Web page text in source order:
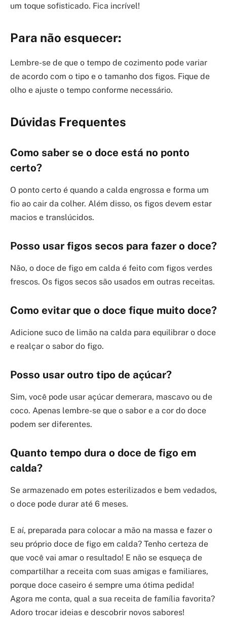
um toque sofisticado. Fica incrível!
Para não esquecer:
Lembre-se de que o tempo de cozimento pode variar
de acordo com o tipo e o tamanho dos figos. Fique de
olho e ajuste o tempo conforme necessário.
Dúvidas Frequentes
Como saber se o doce está no ponto
certo?
O ponto certo é quando a calda engrossa e forma um
fio ao cair da colher. Além disso, os figos devem estar
macios e translúcidos.
Posso usar figos secos para fazer o doce?
Não, o doce de figo em calda é feito com figos verdes
frescos. Os figos secos são usados em outras receitas.
Como evitar que o doce fique muito doce?
Adicione suco de limão na calda para equilibrar o doce
e realçar o sabor do figo.
Posso usar outro tipo de açúcar?
Sim, você pode usar açúcar demerara, mascavo ou de
coco. Apenas lembre-se que o sabor e a cor do doce
podem ser diferentes.
Quanto tempo dura o doce de figo em
calda?
Se armazenado em potes esterilizados e bem vedados,
o doce pode durar até 6 meses.
E aí, preparada para colocar a mão na massa e fazer o
seu próprio doce de figo em calda? Tenho certeza de
que você vai amar o resultado! E não se esqueça de
compartilhar a receita com suas amigas e familiares,
porque doce caseiro é sempre uma ótima pedida!
Agora me conta, qual a sua receita de família favorita?
Adoro trocar ideias e descobrir novos sabores!